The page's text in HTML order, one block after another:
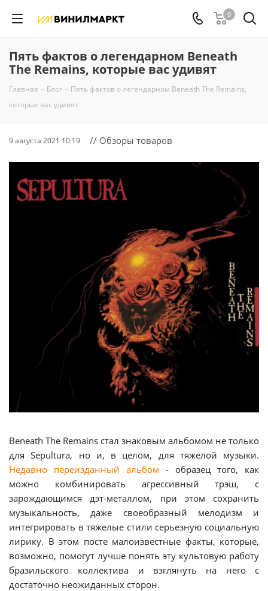
0
Пять фактов о легендарном Beneath
The Remains, которые вас удивят
Главная - Блог - Пять фактов о легендарном Beneath The Remains,
которые вас удивят
9 августа 2021 10:19 // Обзоры товаров
Beneath The Remains стал знаковым альбомом не только
для Sepultura, но и, в целом, для тяжелой музыки.
Недавно переизданный альбом - образец того, как
можно комбинировать агрессивный трэш, с
зарождающимся дэт-металлом, при этом сохранить
музыкальность, даже своеобразный мелодизм и
интегрировать в тяжелые стили серьезную социальную
лирику. В этом посте малоизвестные факты, которые,
возможно, помогут лучше понять эту культовую работу
бразильского коллектива и взглянуть на него с
достаточно неожиданных сторон.